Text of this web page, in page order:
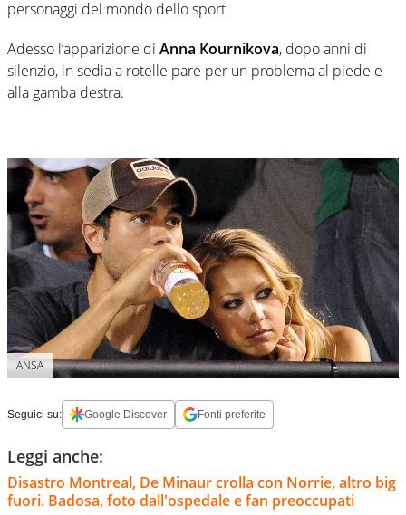
personaggi del mondo dello sport.
Adesso l’apparizione di Anna Kournikova, dopo anni di
silenzio, in sedia a rotelle pare per un problema al piede e
alla gamba destra.
ANSA
Seguici su: Google Discover Fonti preferite
Leggi anche:
Disastro Montreal, De Minaur crolla con Norrie, altro big
fuori. Badosa, foto dall'ospedale e fan preoccupati